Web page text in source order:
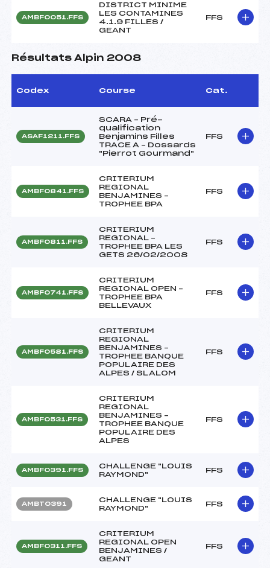
AMBF0051.FFS
DISTRICT MINIME
LES CONTAMINES
4.1.9 FILLES /
GEANT
FFS
Résultats Alpin 2008
Codex Course Cat.
ASAF1211.FFS
SCARA – Pré-
qualification
Benjamins Filles
TRACE A – Dossards
"Pierrot Gourmand"
FFS
AMBF0841.FFS
CRITERIUM
REGIONAL
BENJAMINES –
TROPHEE BPA
FFS
AMBF0811.FFS
CRITERIUM
REGIONAL –
TROPHEE BPA LES
GETS 26/02/2008
FFS
AMBF0741.FFS
CRITERIUM
REGIONAL OPEN –
TROPHEE BPA
BELLEVAUX
FFS
AMBF0581.FFS
CRITERIUM
REGIONAL
BENJAMINES –
TROPHEE BANQUE
POPULAIRE DES
ALPES / SLALOM
FFS
AMBF0531.FFS
CRITERIUM
REGIONAL
BENJAMINES –
TROPHEE BANQUE
POPULAIRE DES
ALPES
FFS
AMBF0391.FFS
CHALLENGE "LOUIS
RAYMOND"
FFS
AMBT0391
CHALLENGE "LOUIS
RAYMOND"
FFS
AMBF0311.FFS
CRITERIUM
REGIONAL OPEN
BENJAMINES /
GEANT
FFS